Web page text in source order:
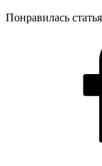
Понравилась